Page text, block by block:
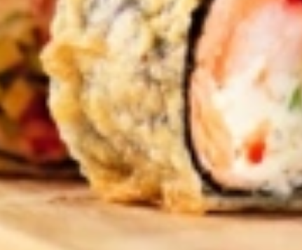
een gemarmerd effect (je kunt ook alles in 1x blenden).
de vriezer om ze uit het vormpje te krijgen.
er een apparaat niet meer lekker werkt? Of is het misschien nu